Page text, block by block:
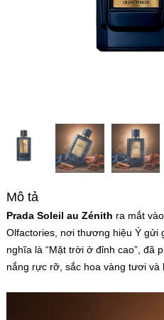
Mô tả
Prada Soleil au Zénith ra mắt
Olfactories, nơi thương hiệu Ý gửi
nghĩa là “Mặt trời ở đỉnh cao”, đã
nắng rực rỡ, sắc hoa vàng tươi và